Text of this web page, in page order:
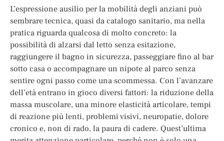
L’espressione ausilio per la mobilità degli anziani può
sembrare tecnica, quasi da catalogo sanitario, ma nella
pratica riguarda qualcosa di molto concreto: la
possibilità di alzarsi dal letto senza esitazione,
raggiungere il bagno in sicurezza, passeggiare fino al bar
sotto casa o accompagnare un nipote al parco senza
sentire ogni passo come una scommessa. Con l’avanzare
dell’età entrano in gioco diversi fattori: la riduzione della
massa muscolare, una minore elasticità articolare, tempi
di reazione più lenti, problemi visivi, neuropatie, dolore
cronico e, non di rado, la paura di cadere. Quest’ultima